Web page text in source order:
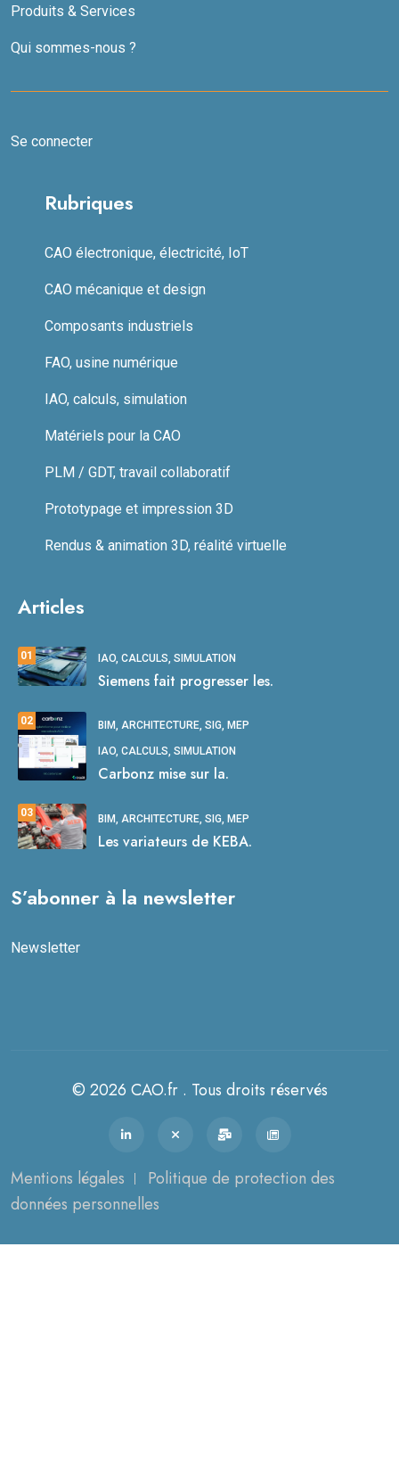
Produits & Services
Qui sommes-nous ?
Se connecter
Rubriques
CAO électronique, électricité, IoT
CAO mécanique et design
Composants industriels
FAO, usine numérique
IAO, calculs, simulation
Matériels pour la CAO
PLM / GDT, travail collaboratif
Prototypage et impression 3D
Rendus & animation 3D, réalité virtuelle
Articles
01 IAO, CALCULS, SIMULATION
Siemens fait progresser les.
02 BIM, ARCHITECTURE, SIG, MEP
IAO, CALCULS, SIMULATION
Carbonz mise sur la.
03 BIM, ARCHITECTURE, SIG, MEP
Les variateurs de KEBA.
S’abonner à la newsletter
Newsletter
© 2026 CAO.fr . Tous droits réservés
Mentions légales
Politique de protection des
données personnelles